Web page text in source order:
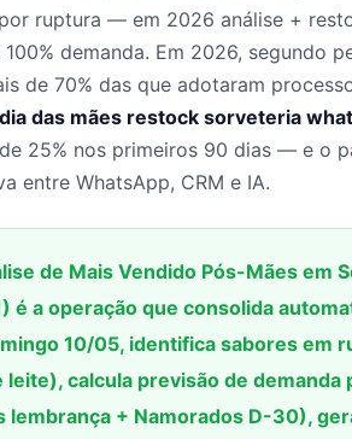
ruptura — em 2026 análise +
demanda. Em 2026, segundo
de 70% das que adotaram
das mães restock sorveteria
25% nos primeiros 90 dias — e o
entre WhatsApp, CRM e IA.
de Mais Vendido Pós-Mães em
é a operação que consolida
10/05, identifica sabores em
leite), calcula previsão de demanda
lembrança + Namorados D-30),